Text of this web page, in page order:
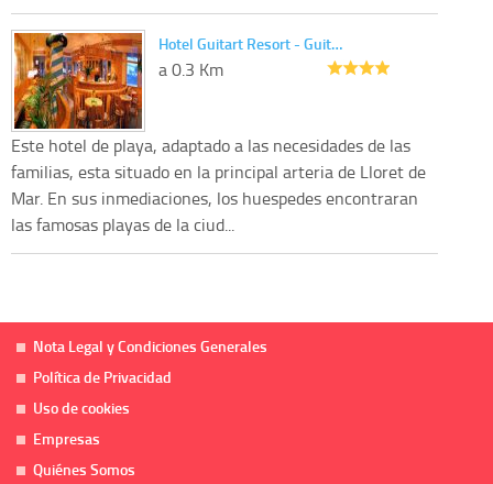
Hotel Guitart Resort - Guit…
a 0.3 Km
Este hotel de playa, adaptado a las necesidades de las
familias, esta situado en la principal arteria de Lloret de
Mar. En sus inmediaciones, los huespedes encontraran
las famosas playas de la ciud...
Nota Legal y Condiciones Generales
Política de Privacidad
Uso de cookies
Empresas
Quiénes Somos